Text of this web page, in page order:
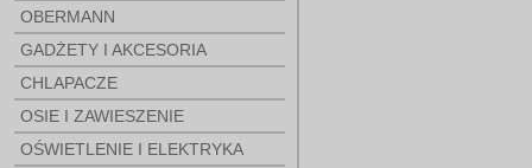
OBERMANN
GADŻETY I AKCESORIA
CHLAPACZE
OSIE I ZAWIESZENIE
OŚWIETLENIE I ELEKTRYKA